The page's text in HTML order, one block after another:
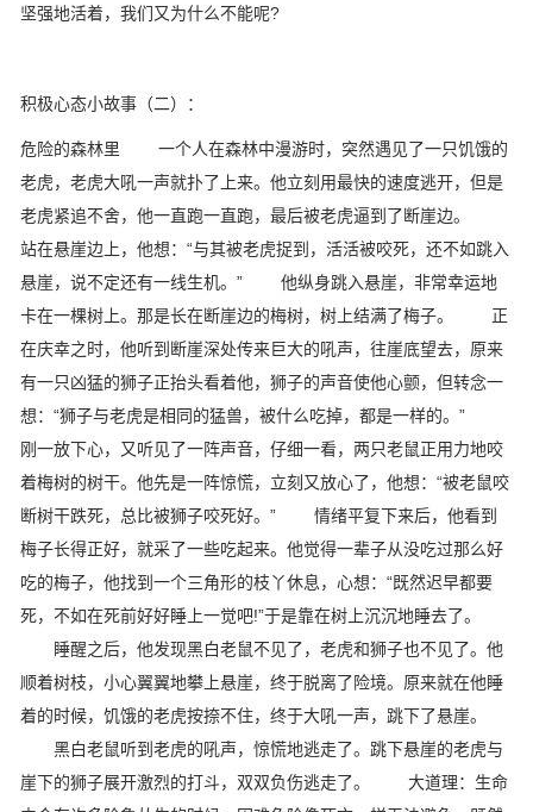
坚强地活着，我们又为什么不能呢?
积极心态小故事（二）：
危险的森林里 一个人在森林中漫游时，突然遇见了一只饥饿的
老虎，老虎大吼一声就扑了上来。他立刻用最快的速度逃开，但是
老虎紧追不舍，他一直跑一直跑，最后被老虎逼到了断崖边。
站在悬崖边上，他想：“与其被老虎捉到，活活被咬死，还不如跳入
悬崖，说不定还有一线生机。” 他纵身跳入悬崖，非常幸运地
卡在一棵树上。那是长在断崖边的梅树，树上结满了梅子。 正
在庆幸之时，他听到断崖深处传来巨大的吼声，往崖底望去，原来
有一只凶猛的狮子正抬头看着他，狮子的声音使他心颤，但转念一
想：“狮子与老虎是相同的猛兽，被什么吃掉，都是一样的。”
刚一放下心，又听见了一阵声音，仔细一看，两只老鼠正用力地咬
着梅树的树干。他先是一阵惊慌，立刻又放心了，他想：“被老鼠咬
断树干跌死，总比被狮子咬死好。” 情绪平复下来后，他看到
梅子长得正好，就采了一些吃起来。他觉得一辈子从没吃过那么好
吃的梅子，他找到一个三角形的枝丫休息，心想：“既然迟早都要
死，不如在死前好好睡上一觉吧!”于是靠在树上沉沉地睡去了。
睡醒之后，他发现黑白老鼠不见了，老虎和狮子也不见了。他
顺着树枝，小心翼翼地攀上悬崖，终于脱离了险境。原来就在他睡
着的时候，饥饿的老虎按捺不住，终于大吼一声，跳下了悬崖。
黑白老鼠听到老虎的吼声，惊慌地逃走了。跳下悬崖的老虎与
崖下的狮子展开激烈的打斗，双双负伤逃走了。 大道理：生命